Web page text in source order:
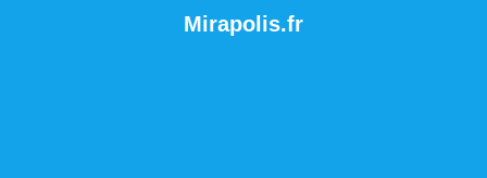
Mirapolis.fr